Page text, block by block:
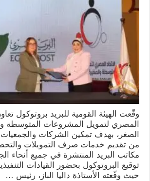
وقّعت الهيئة القومية للبريد بروتوكول
المصري لتمويل المشروعات المتوسطة
الصغر، بهدف تمكين الشركات والجمعيات
من تقديم خدمات صرف التمويلات
مكاتب البريد المنتشرة في جميع أنحاء
توقيع البروتوكول بحضور القيادات
حيث وقّعته الأستاذة داليا الباز، رئيس …